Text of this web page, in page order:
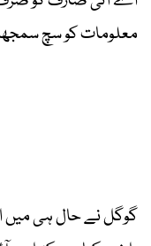
معلومات کو سچ
گوگل نے حال ہی میں